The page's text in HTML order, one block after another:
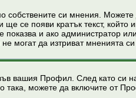
си мнения.
се появи кратък текст, който
показва и ако
да изтриват мненията си
вашия Профил. След като си
можете да включите от